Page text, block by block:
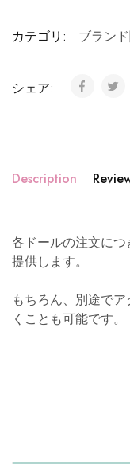
カテゴリ: ブラン
シェア:
Description
各ドールの注文に
提供します。
もちろん、別途で
くことも可能です。